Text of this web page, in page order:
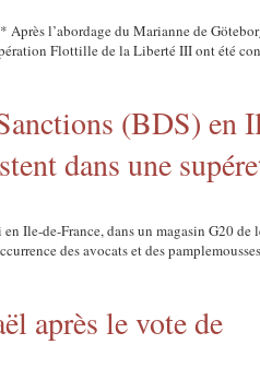
l’abordage du Marianne de
Flottille de la Liberté III ont été
(BDS) en
dans une
Ile-de-France, dans un magasin G20 de
des avocats et des
après le vote de